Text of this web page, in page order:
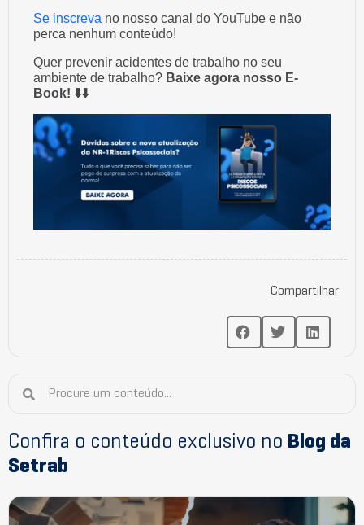
Se inscreva no nosso canal do YouTube e não
perca nenhum conteúdo!
Quer prevenir acidentes de trabalho no seu
ambiente de trabalho? Baixe agora nosso E-
Book! ⬇️⬇️
Compartilhar
Confira o conteúdo exclusivo no Blog da
Setrab